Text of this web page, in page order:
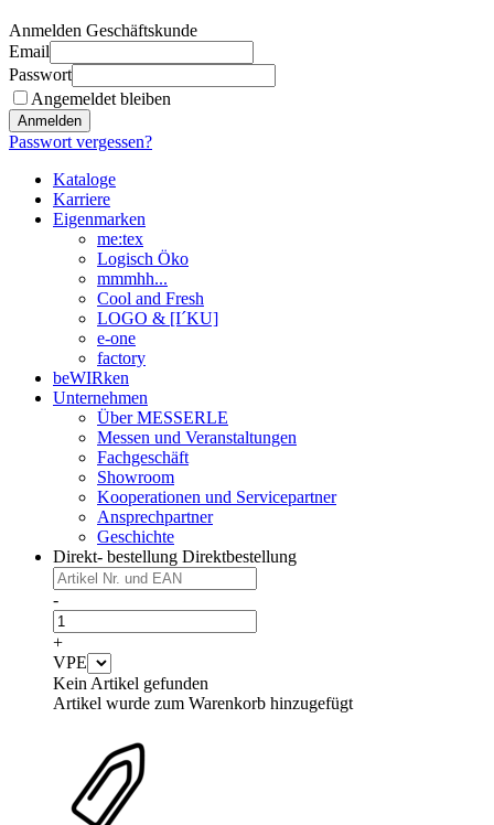
Anmelden Geschäftskunde
Email
Passwort
Angemeldet bleiben
Anmelden
Passwort vergessen?
Kataloge
Karriere
Eigenmarken
me:tex
Logisch Öko
mmmhh...
Cool and Fresh
LOGO & [I´KU]
e-one
factory
beWIRken
Unternehmen
Über MESSERLE
Messen und Veranstaltungen
Fachgeschäft
Showroom
Kooperationen und Servicepartner
Ansprechpartner
Geschichte
Direkt- bestellung Direktbestellung
-
+
VPE
Kein Artikel gefunden
Artikel wurde zum Warenkorb hinzugefügt